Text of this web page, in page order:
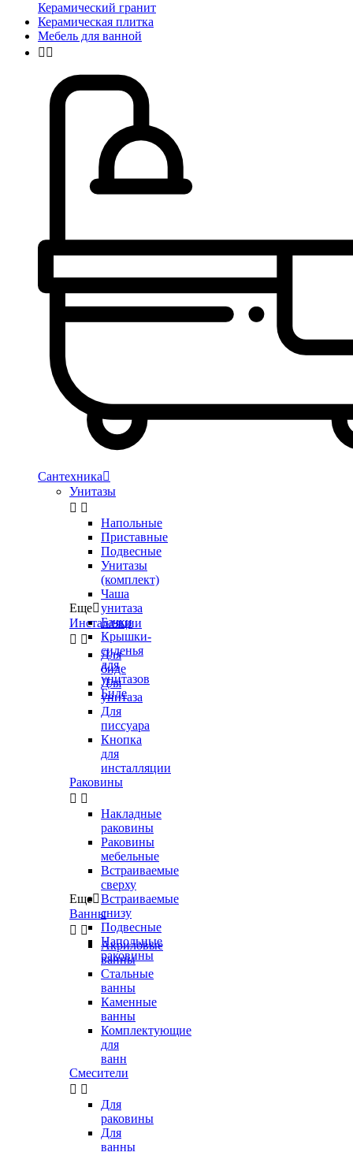
Керамический гранит
Керамическая плитка
Мебель для ванной
 
Сантехника
Унитазы
 
Напольные
Приставные
Подвесные
Унитазы
(комплект)
Чаша
унитаза
Бачки
Крышки-
сиденья
для
унитазов
Биде
Еще
Инсталляции
 
Для
биде
Для
унитаза
Для
писсуара
Кнопка
для
инсталляции
Раковины
 
Накладные
раковины
Раковины
мебельные
Встраиваемые
сверху
Встраиваемые
снизу
Подвесные
Напольные
раковины
Еще
Ванны
 
Акриловые
ванны
Стальные
ванны
Каменные
ванны
Комплектующие
для
ванн
Смесители
 
Для
раковины
Для
ванны